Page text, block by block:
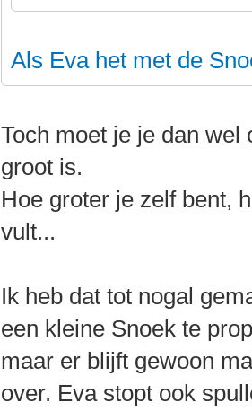
Als Eva het met de
Toch moet je je dan
groot is.
Hoe groter je zelf bent,
vult...
Ik heb dat tot nogal
een kleine Snoek te
maar er blijft gewoon
over. Eva stopt ook